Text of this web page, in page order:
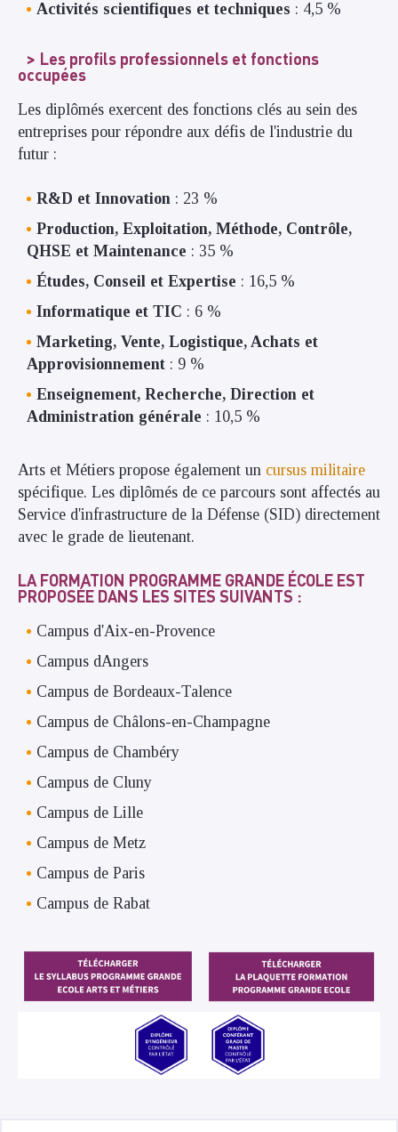
Activités scientifiques et techniques : 4,5 %
Les profils professionnels et fonctions
occupées
Les diplômés exercent des fonctions clés au sein des
entreprises pour répondre aux défis de l'industrie du
futur :
R&D et Innovation : 23 %
Production, Exploitation, Méthode, Contrôle,
QHSE et Maintenance : 35 %
Études, Conseil et Expertise : 16,5 %
Informatique et TIC : 6 %
Marketing, Vente, Logistique, Achats et
Approvisionnement : 9 %
Enseignement, Recherche, Direction et
Administration générale : 10,5 %
Arts et Métiers propose également un cursus militaire
spécifique. Les diplômés de ce parcours sont affectés au
Service d'infrastructure de la Défense (SID) directement
avec le grade de lieutenant.
LA FORMATION PROGRAMME GRANDE ÉCOLE EST
PROPOSÉE DANS LES SITES SUIVANTS :
Campus d'Aix-en-Provence
Campus dAngers
Campus de Bordeaux-Talence
Campus de Châlons-en-Champagne
Campus de Chambéry
Campus de Cluny
Campus de Lille
Campus de Metz
Campus de Paris
Campus de Rabat